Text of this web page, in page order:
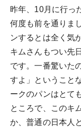
昨年、10月に行っ
何度も前を通りま
ンするとは全く気
キムさんもつい先
です。一番驚いた
すよ」ということ
ークのパンはとて
ところで、このキ
か、普通の日本人